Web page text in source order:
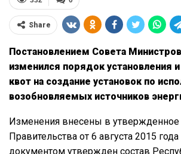
Share
Постановлением Совета
изменился порядок установления
квот на создание установок по
возобновляемых источников
Изменения внесены в утвержденное
Правительства от 6 августа 2015
документом утвержден состав